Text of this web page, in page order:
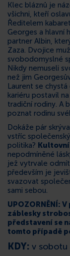
Klec bláznů je
všichni, kteří
Ředitelem
Georges a hlavní
partner Albin,
Zaza. Dvojice
svobodomyslné
Nikdy nemuseli
než jim
Laurent se
kariéru postavil
tradiční rodiny. A
poznat rodinu
Dokáže pár
vstříc
politika?
nepodmíněné
jež vytrvale
především je
svazovat
sami sebou.
UPOZORNĚNÍ:
záblesky
představení se
tomto případě
KDY: v sobotu